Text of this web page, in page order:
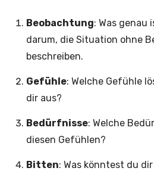
Beobachtung: Was genau
darum, die Situation ohne
beschreiben.
Gefühle: Welche Gefühle
dir aus?
Bedürfnisse: Welche
diesen Gefühlen?
Bitten: Was könntest du